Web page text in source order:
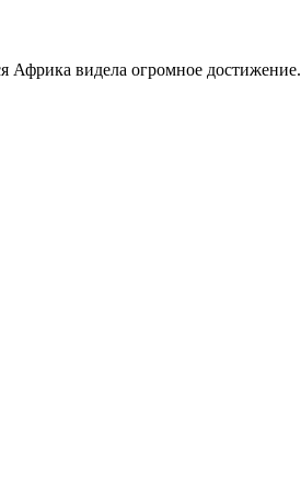
Африка видела огромное достижение.